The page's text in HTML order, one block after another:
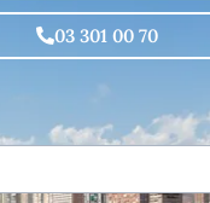
03 301 00 70